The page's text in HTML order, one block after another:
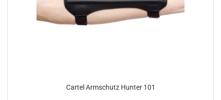
Cartel Armschutz Hunter 101